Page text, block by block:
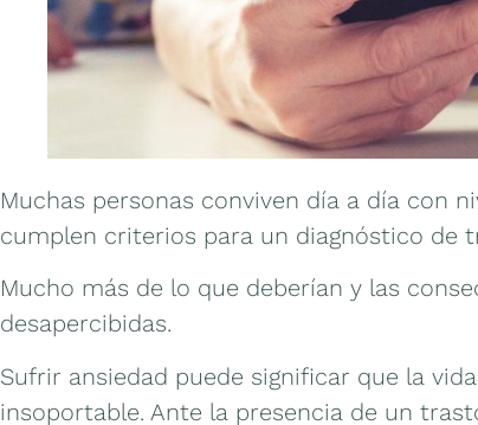
Muchas personas conviven día a día con
cumplen criterios para un diagnóstico de
Mucho más de lo que deberían y las
desapercibidas.
Sufrir ansiedad puede significar que la
insoportable. Ante la presencia de un